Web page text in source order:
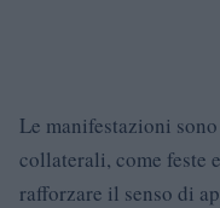
Le manifestazioni
collaterali, come feste
rafforzare il senso di